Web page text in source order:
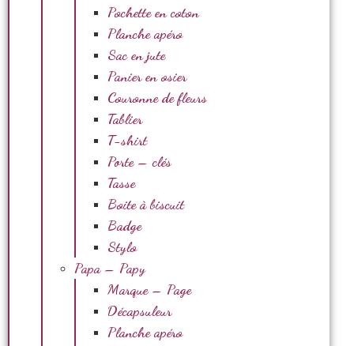
Pochette en coton
Planche apéro
Sac en jute
Panier en osier
Couronne de fleurs
Tablier
T-shirt
Porte – clés
Tasse
Boite à biscuit
Badge
Stylo
Papa – Papy
Marque – Page
Décapsuleur
Planche apéro